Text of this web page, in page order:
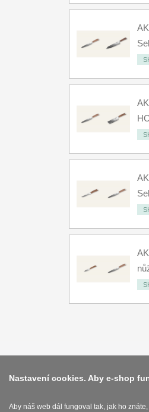
Nastavení cookies. Aby e-shop
Aby náš web dál fungoval tak, jak ho